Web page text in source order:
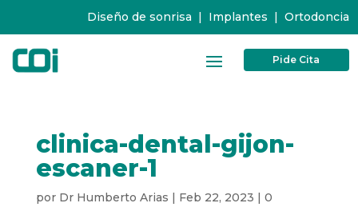
Diseño de sonrisa | Implantes | Ortodoncia
Pide Cita
clinica-dental-gijon-
escaner-1
por Dr Humberto Arias | Feb 22, 2023 | 0